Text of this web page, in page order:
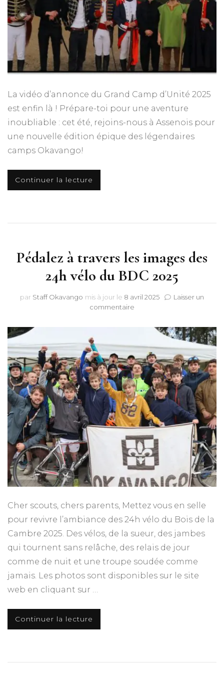
La vidéo d’annonce du Grand Camp d’Unité 2025
est enfin là ! Prépare-toi pour une aventure
inoubliable : cet été, rejoins-nous à Assenois pour
une nouvelle édition épique des légendaires
camps Okavango!
Continuer la lecture
Pédalez à travers les images des
24h vélo du BDC 2025
par Staff Okavango mis à jour le 8 avril 2025
Laisser un
commentaire
les
images
des
24h
vélo
du
BDC
2025
Cher scouts, chers parents, Mettez vous en selle
pour revivre l’ambiance des 24h vélo du Bois de la
Cambre 2025. Des vélos, de la sueur, des jambes
qui tournent sans relâche, des relais de jour
comme de nuit et une troupe soudée comme
jamais. Les photos sont disponibles sur le site
web en cliquant sur …
Continuer la lecture